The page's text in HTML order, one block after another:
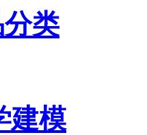
类
建模